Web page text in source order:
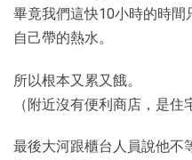
畢竟我們這快10小時的時
自己帶的熱水。
所以根本又累又餓。
（附近沒有便利商店，是住
最後大河跟櫃台人員說他不